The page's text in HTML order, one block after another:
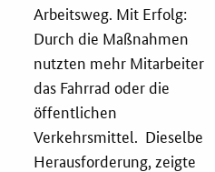
Arbeitsweg. Mit Erfolg:
Durch die Maßnahmen
nutzten mehr Mitarbeiter
das Fahrrad oder die
öffentlichen
Verkehrsmittel. Dieselbe
Herausforderung, zeigte